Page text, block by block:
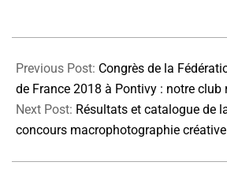
06-
02
Previous Post: Congrès de la
de France 2018 à Pontivy : notre club
Next Post: Résultats et catalogue de
concours macrophotographie